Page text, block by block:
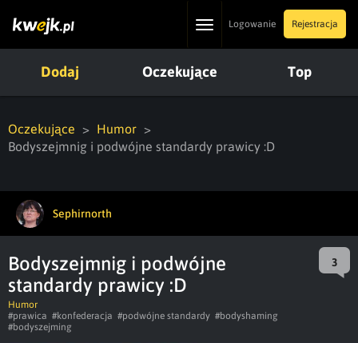
ToggleLogowanie Rejestracja
Dodaj Oczekujące Top
Oczekujące
Humor
Bodyszejmnig i podwójne standardy prawicy :D
Sephirnorth
Bodyszejmnig i podwójne
standardy prawicy :D
3
Humor
#prawica #konfederacja #podwójne standardy #bodyshaming
#bodyszejming